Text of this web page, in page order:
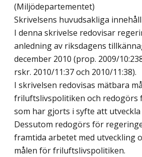
(Miljödepartementet)
Skrivelsens huvudsakliga innehåll
I denna skrivelse redovisar
anledning av riksdagens
december 2010 (prop. 2009/
rskr. 2010/11:37 och 2010/11:38).
I skrivelsen redovisas mätbara
friluftslivspolitiken och redogörs
som har gjorts i syfte att utveckla
Dessutom redogörs för
framtida arbetet med utveckling
målen för friluftslivspolitiken.